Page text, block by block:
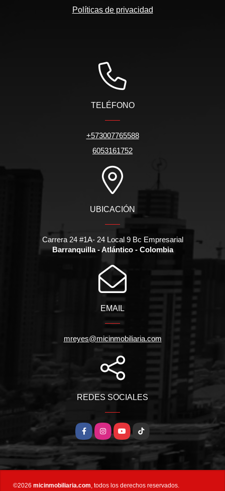
Políticas de privacidad
TELÉFONO
+573007765588
6053161752
UBICACIÓN
Carrera 24 #1A- 24 Local 9 Bc Empresarial
Barranquilla - Atlántico - Colombia
EMAIL
mreyes@micinmobiliaria.com
REDES SOCIALES
FacebookInstagramYouTubeTikTok
©2026 micinmobiliaria.com , todos los derechos reservados.